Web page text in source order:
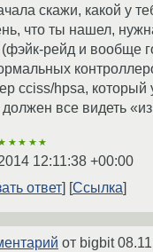
скажи, какой у
что ты нашел,
рейд и вообще
cciss/hpsa, который
все видеть
12:11:38 +00:00
ответ
Ссылка
от bigbit